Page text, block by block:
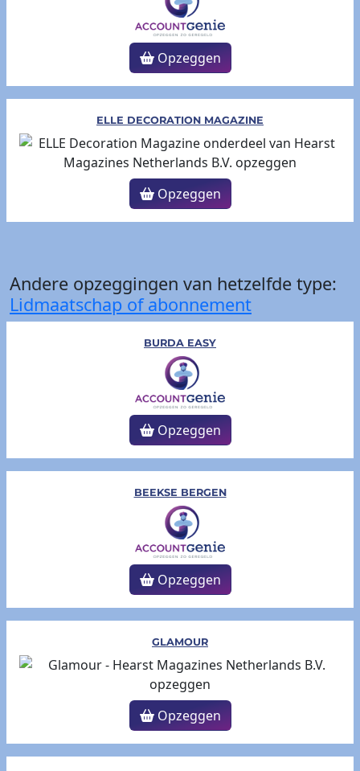
Opzeggen
ELLE DECORATION MAGAZINE
Opzeggen
Andere opzeggingen van hetzelfde type:
Lidmaatschap of abonnement
BURDA EASY
Opzeggen
BEEKSE BERGEN
Opzeggen
GLAMOUR
Opzeggen